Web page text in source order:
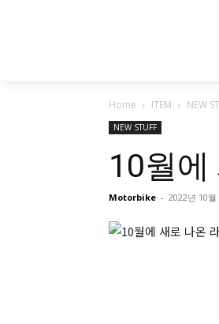
Home ITEM NEW
NEW STUFF
10월에
Motorbike - 2022년 10월